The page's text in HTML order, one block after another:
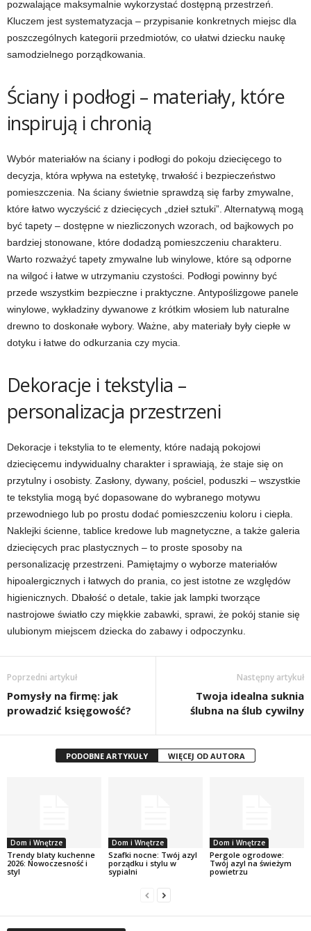
pozwalające maksymalnie wykorzystać dostępną przestrzeń.
Kluczem jest systematyzacja – przypisanie konkretnych miejsc dla
poszczególnych kategorii przedmiotów, co ułatwi dziecku naukę
samodzielnego porządkowania.
Ściany i podłogi – materiały, które
inspirują i chronią
Wybór materiałów na ściany i podłogi do pokoju dziecięcego to
decyzja, która wpływa na estetykę, trwałość i bezpieczeństwo
pomieszczenia. Na ściany świetnie sprawdzą się farby zmywalne,
które łatwo wyczyścić z dziecięcych „dzieł sztuki”. Alternatywą mogą
być tapety – dostępne w niezliczonych wzorach, od bajkowych po
bardziej stonowane, które dodadzą pomieszczeniu charakteru.
Warto rozważyć tapety zmywalne lub winylowe, które są odporne
na wilgoć i łatwe w utrzymaniu czystości. Podłogi powinny być
przede wszystkim bezpieczne i praktyczne. Antypoślizgowe panele
winylowe, wykładziny dywanowe z krótkim włosiem lub naturalne
drewno to doskonałe wybory. Ważne, aby materiały były ciepłe w
dotyku i łatwe do odkurzania czy mycia.
Dekoracje i tekstylia –
personalizacja przestrzeni
Dekoracje i tekstylia to te elementy, które nadają pokojowi
dziecięcemu indywidualny charakter i sprawiają, że staje się on
przytulny i osobisty. Zasłony, dywany, pościel, poduszki – wszystkie
te tekstylia mogą być dopasowane do wybranego motywu
przewodniego lub po prostu dodać pomieszczeniu koloru i ciepła.
Naklejki ścienne, tablice kredowe lub magnetyczne, a także galeria
dziecięcych prac plastycznych – to proste sposoby na
personalizację przestrzeni. Pamiętajmy o wyborze materiałów
hipoalergicznych i łatwych do prania, co jest istotne ze względów
higienicznych. Dbałość o detale, takie jak lampki tworzące
nastrojowe światło czy miękkie zabawki, sprawi, że pokój stanie się
ulubionym miejscem dziecka do zabawy i odpoczynku.
Poprzedni artykuł
Pomysły na firmę: jak
prowadzić księgowość?
Następny artykuł
Twoja idealna suknia
ślubna na ślub cywilny
PODOBNE ARTYKUŁY WIĘCEJ OD AUTORA
Dom i Wnętrze
Trendy blaty kuchenne
2026: Nowoczesność i
styl
Dom i Wnętrze
Szafki nocne: Twój azyl
porządku i stylu w
sypialni
Dom i Wnętrze
Pergole ogrodowe:
Twój azyl na świeżym
powietrzu